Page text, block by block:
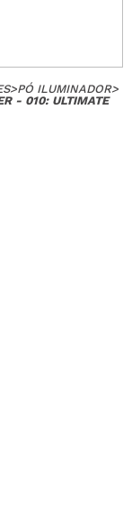
>PÓ ILUMINADOR>
- 010: ULTIMATE